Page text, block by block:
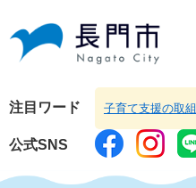
頭
す。
飛
し
本
注目ワード 子育て支援の取組
公式SNS